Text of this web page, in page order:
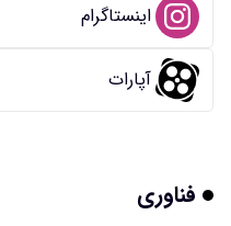
اینستاگرام
آپارات
فناوری